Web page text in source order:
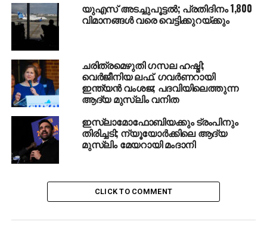
RELATED TOPICS: #DONALDTRUMP AMERICA TRUMP
UP NEXT
കണ്ണൂരിനെ വിറപ്പിച്ച പുലിയെ പിടിച്ചു
DON'T MISS
കാട്ടുതീ: ആശങ്കാജനകമായ അവസ്ഥയില്ലെന്ന്
വനംമന്ത്രി
യുഎസ് അടച്ചുപൂട്ടല്‍; പ്രതിദിനം 1,800
വിമാനങ്ങള്‍ വരെ വെട്ടിക്കുറയ്ക്കും
ചരിത്രമെഴുതി ഗസല ഹഷ്മി;
വെർജീനിയ ലഫ്. ഗവർണറായി
ഇന്ത്യൻ വംശജ; പദവിയിലെത്തുന്ന
ആദ്യ മുസ്‍ലിം വനിത
ഇസ്ലാമോഫോബിയക്കും ട്രംപിനും
തിരിച്ചടി; ന്യൂയോര്‍ക്കിലെ ആദ്യ
മുസ്‌ലിം മേയറായി മംദാനി
CLICK TO COMMENT